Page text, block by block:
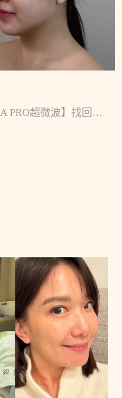
【ONDA PRO超微波】找回線條感! 資深購物專家 ★孫佳瑩★